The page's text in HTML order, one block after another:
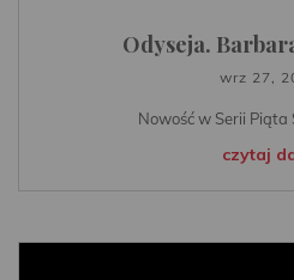
Odyseja.
wrz 27,
Nowość w Serii
czytaj